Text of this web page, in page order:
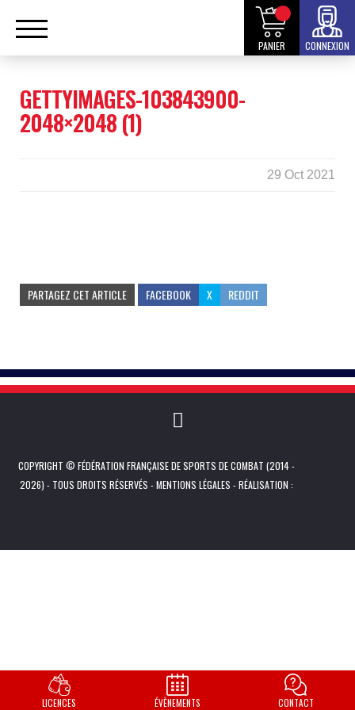
PANIER CONNEXION
GETTYIMAGES-103843900-
2048×2048 (1)
29 Oct 2021
PARTAGEZ CET ARTICLE FACEBOOK X REDDIT
COPYRIGHT © FÉDÉRATION FRANÇAISE DE SPORTS DE COMBAT (2014 -
2026) - TOUS DROITS RÉSERVÉS -MENTIONS LÉGALES - RÉALISATION :
LICENCES ÉVÈNEMENTS CONTACT